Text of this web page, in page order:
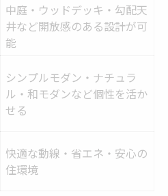
性の両立術
ゃれ実例紹介
住宅を楽しむ平屋の魅力
の工夫ポイント集
コスト平屋比較
算配分のヒント
中庭・ウッドデッキ・勾配天
井など開放感のある設計が可
能
シンプルモダン・ナチュラ
ル・和モダンなど個性を活か
せる
快適な動線・省エネ・安心の
住環境